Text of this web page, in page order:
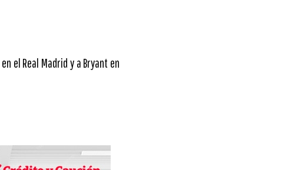
el Real Madrid y a Bryant en